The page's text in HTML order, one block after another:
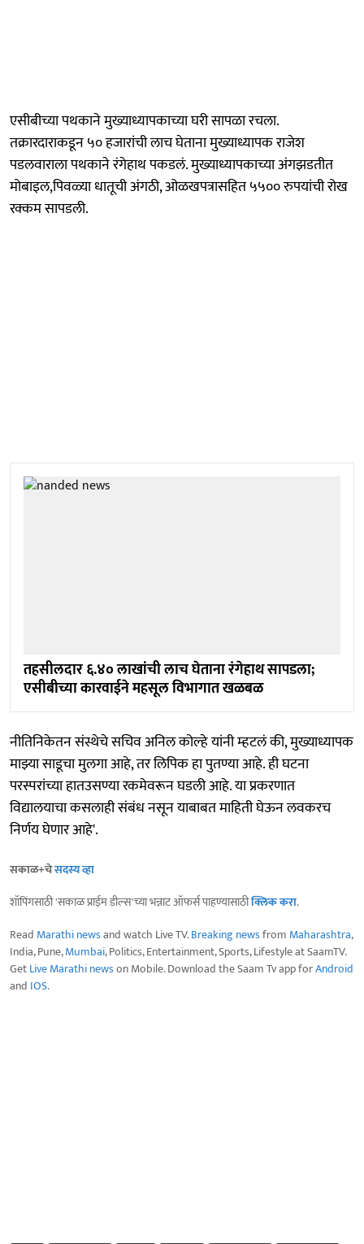
एसीबीच्या पथकाने मुख्याध्यापकाच्या घरी सापळा रचला.
तक्रारदाराकडून ५० हजारांची लाच घेताना मुख्याध्यापक राजेश
पडलवाराला पथकाने रंगेहाथ पकडलं. मुख्याध्यापकाच्या अंगझडतीत
मोबाइल,पिवळ्या धातूची अंगठी, ओळखपत्रासहित ५५०० रुपयांची रोख
रक्कम सापडली.
तहसीलदार ६.४० लाखांची लाच घेताना रंगेहाथ सापडला;
एसीबीच्या कारवाईने महसूल विभागात खळबळ
नीतिनिकेतन संस्थेचे सचिव अनिल कोल्हे यांनी म्हटलं की, मुख्याध्यापक
माझ्या साडूचा मुलगा आहे, तर लिपिक हा पुतण्या आहे. ही घटना
परस्परांच्या हातउसण्या रकमेवरून घडली आहे. या प्रकरणात
विद्यालयाचा कसलाही संबंध नसून याबाबत माहिती घेऊन लवकरच
निर्णय घेणार आहे'.
सकाळ+चेसदस्य व्हा
शॉपिंगसाठी 'सकाळ प्राईम डील्स'च्या भन्नाट ऑफर्स पाहण्यासाठीक्लिक करा.
Read Marathi newsand watch Live TV.Breaking newsfrom Maharashtra,
India, Pune,Mumbai, Politics, Entertainment, Sports, Lifestyle at SaamTV.
GetLive Marathi newson Mobile. Download the Saam Tv app forAndroid
and IOS.